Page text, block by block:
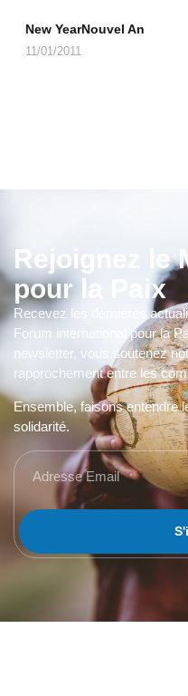
New YearNouvel An
11/01/2011
Rejoignez le
pour la Paix
Recevez les dernières
Forum international pour la
newsletter, vous soutenez
rapprochement entre les
Ensemble, faisons entendre
solidarité.